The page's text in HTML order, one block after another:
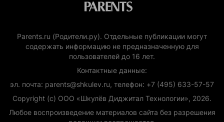
Parents.ru (Родители.ру). Отдельные публикации могут
содержать информацию не предназначенную для
пользователей до 16 лет.
Контактные данные:
эл. почта: parents@shkulev.ru, телефон: +7 (495) 633-57-57
Copyright (с) ООО «Шкулёв Диджитал Технологии», 2026.
Любое воспроизведение материалов сайта без разрешения